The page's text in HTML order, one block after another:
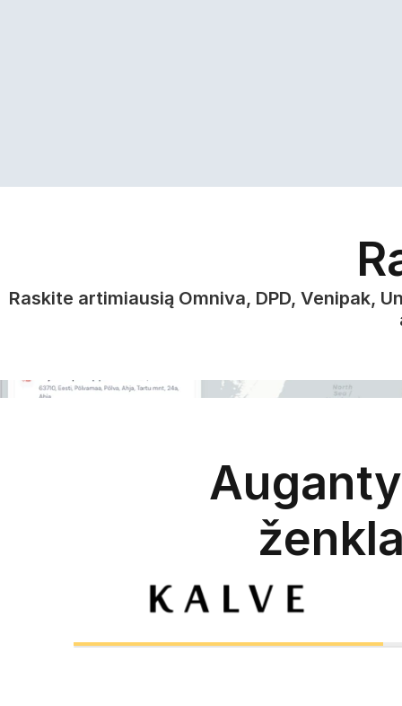
Raskite artimiausią Omniva, DPD, Venipak,